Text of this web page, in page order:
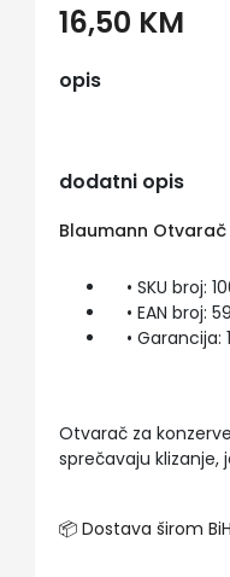
16,50 KM
opis
dodatni opis
Blaumann
• SKU broj:
• EAN broj:
• Garancija:
Otvarač za
sprečavaju
📦 Dostava širom BiH